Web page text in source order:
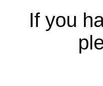
If you